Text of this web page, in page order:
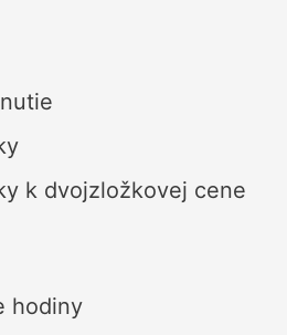
k dvojzložkovej cene
hodiny